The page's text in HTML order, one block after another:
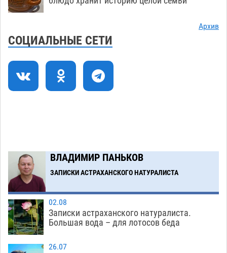
Астраханский котлован с мусором угрожает
плодородию Харабалинского района
16:24
Игорь Редькин проинспектировал
коммунальную готовность астраханского
астраханской логистической компании в 400
тысяч рублей
Архив
СОЦИАЛЬНЫЕ СЕТИ
ВЛАДИМИР ПАНЬКОВ
ЗАПИСКИ АСТРАХАНСКОГО НАТУРАЛИСТА
02.08
Записки астраханского натуралиста.
Большая вода – для лотосов беда
26.07